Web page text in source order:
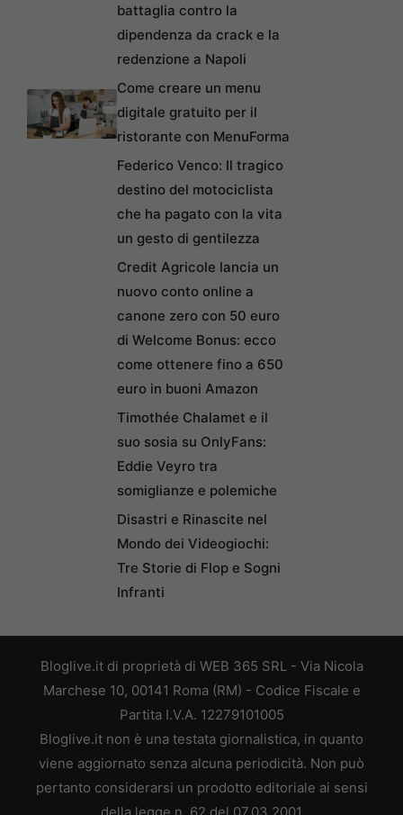
battaglia contro la
dipendenza da crack e la
redenzione a Napoli
Come creare un menu
digitale gratuito per il
ristorante con MenuForma
Federico Venco: Il tragico
destino del motociclista
che ha pagato con la vita
un gesto di gentilezza
Credit Agricole lancia un
nuovo conto online a
canone zero con 50 euro
di Welcome Bonus: ecco
come ottenere fino a 650
euro in buoni Amazon
Timothée Chalamet e il
suo sosia su OnlyFans:
Eddie Veyro tra
somiglianze e polemiche
Disastri e Rinascite nel
Mondo dei Videogiochi:
Tre Storie di Flop e Sogni
Infranti
Bloglive.it di proprietà di WEB 365 SRL - Via Nicola
Marchese 10, 00141 Roma (RM) - Codice Fiscale e
Partita I.V.A. 12279101005
Bloglive.it non è una testata giornalistica, in quanto
viene aggiornato senza alcuna periodicità. Non può
pertanto considerarsi un prodotto editoriale ai sensi